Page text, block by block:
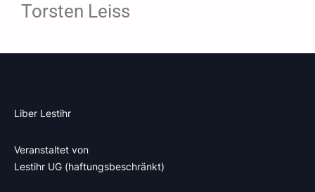
Torsten Leiss
Liber Lestihr
Veranstaltet von
Lestihr UG (haftungsbeschränkt)